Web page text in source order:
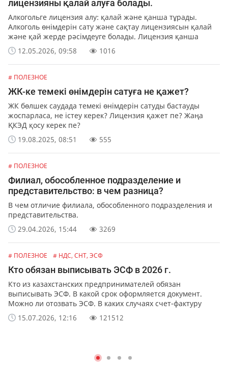
лицензияны қалай алуға болады.
Алкогольге лицензия алу: қалай және қанша тұрады.
Алкоголь өнімдерін сату және сақтау лицензиясын қалай
және қай жерде рәсімдеуге болады. Лицензия қанша
тұрады. Лицензияның телнұсқасын немесе оны қайта
ресімдеуді қалай алуға болады.
12.05.2026, 09:58 1016
# ПОЛЕЗНОЕ
ЖК-ке темекі өнімдерін сатуға не қажет?
ЖК бөлшек саудада темекі өнімдерін сатуды бастауды
жоспарласа, не істеу керек? Лицензия қажет пе? Жаңа
ҚКЭД қосу керек пе?
19.08.2025, 08:51
555
# ПОЛЕЗНОЕ
Филиал, обособленное подразделение и
представительство: в чем разница?
В чем отличие филиала, обособленного подразделения и
представительства.
29.04.2026, 15:44
3269
# ПОЛЕЗНОЕ # НДС, СНТ, ЭСФ
Кто обязан выписывать ЭСФ в 2026 г.
Кто из казахстанских предпринимателей обязан
выписывать ЭСФ. В какой срок оформляется документ.
Можно ли отозвать ЭСФ. В каких случаях счет-фактуру
можно выписать в бумажной форме.
15.07.2026, 12:16 121512